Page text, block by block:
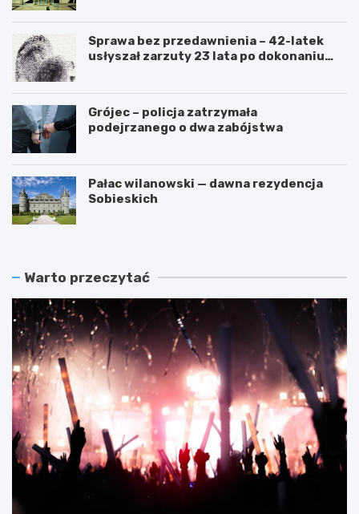
Sprawa bez przedawnienia – 42-latek
usłyszał zarzuty 23 lata po dokonaniu
Grójec – policja zatrzymała
podejrzanego o dwa zabójstwa
Pałac wilanowski — dawna rezydencja
Sobieskich
Warto przeczytać